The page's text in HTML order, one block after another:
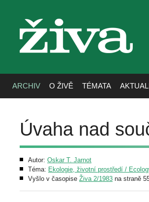
živa
ARCHIV O ŽIVĚ TÉMATA
Úvaha nad
Autor: Oskar T. Jarnot
Téma: Ekologie, životní prostředí /
Vyšlo v časopise Živa 2/1983 na straně